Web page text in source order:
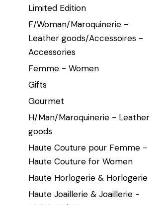
Limited Edition
F/Woman/Maroquinerie -
Leather goods/Accessoires -
Accessories
Femme - Women
Gifts
Gourmet
H/Man/Maroquinerie - Leather
goods
Haute Couture pour Femme -
Haute Couture for Women
Haute Horlogerie & Horlogerie
Haute Joaillerie & Joaillerie -